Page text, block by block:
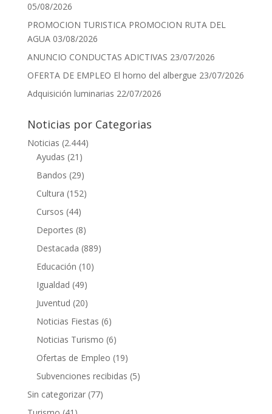
05/08/2026
PROMOCION TURISTICA PROMOCION RUTA DEL
AGUA 03/08/2026
ANUNCIO CONDUCTAS ADICTIVAS 23/07/2026
OFERTA DE EMPLEO El horno del albergue 23/07/2026
Adquisición luminarias 22/07/2026
Noticias por Categorias
Noticias (2.444)
Ayudas (21)
Bandos (29)
Cultura (152)
Cursos (44)
Deportes (8)
Destacada (889)
Educación (10)
Igualdad (49)
Juventud (20)
Noticias Fiestas (6)
Noticias Turismo (6)
Ofertas de Empleo (19)
Subvenciones recibidas (5)
Sin categorizar(77)